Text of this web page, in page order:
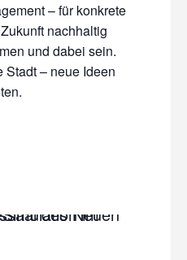
– für konkrete
nachhaltig
und dabei sein.
Stadt – neue Ideen